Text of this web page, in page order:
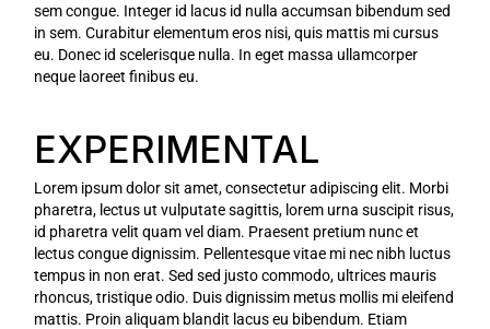
sem congue. Integer id lacus id nulla accumsan bibendum sed
in sem. Curabitur elementum eros nisi, quis mattis mi cursus
eu. Donec id scelerisque nulla. In eget massa ullamcorper
neque laoreet finibus eu.
EXPERIMENTAL
Lorem ipsum dolor sit amet, consectetur adipiscing elit. Morbi
pharetra, lectus ut vulputate sagittis, lorem urna suscipit risus,
id pharetra velit quam vel diam. Praesent pretium nunc et
lectus congue dignissim. Pellentesque vitae mi nec nibh luctus
tempus in non erat. Sed sed justo commodo, ultrices mauris
rhoncus, tristique odio. Duis dignissim metus mollis mi eleifend
mattis. Proin aliquam blandit lacus eu bibendum. Etiam